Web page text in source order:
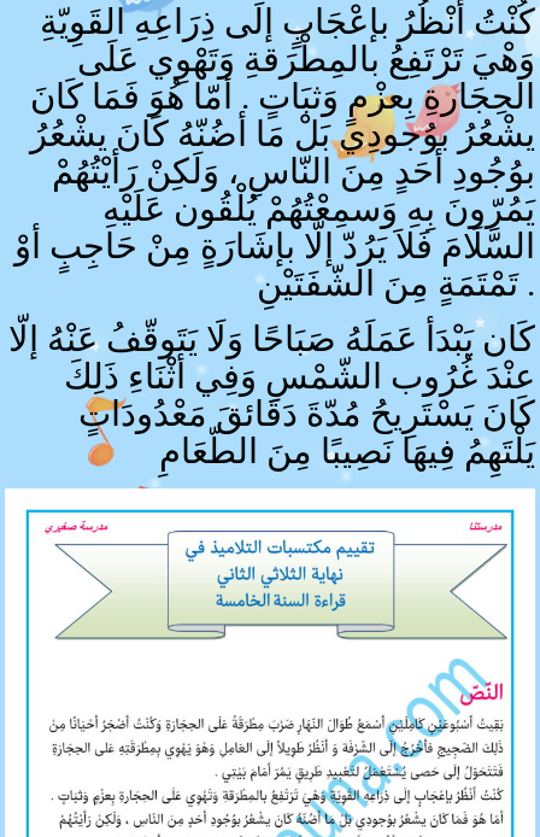
كُنْتُ أنْظُرُ بإعْجَابٍ إلَى ذِرَاعِهِ القَوِيّةِ
وَهْيَ تَرْتَفِعُ بالمِطْرَقةِ وَتَهْوِي عَلَى
الحِجَارةِ بِعزْمٍ وَثبَاتٍ . أمّا هُوَ فَمَا كَانَ
يشْعُرُ بوُجودِي بَلْ مَا أضُنّهُ كَانَ يشْعُرُ
بوُجُودِ أحَدٍ مِنَ النّاسِ ، وَلَكِنْ رَأيْتُهُمْ
يَمُرّونَ بِهِ وَسمِعْتُهُمْ يُلْقُون عَلَيْهِ
السَّلَامَ فَلاَ يَرُدّ إلّا بإشَارَةٍ مِنْ حَاجِبٍ أوْ
تَمْتَمَةٍ مِنَ الشّفَتَيْنِ .
كَان يَبْدَأ عَمَلَهُ صَبَاحًا وَلَا يَتَوقّفُ عَنْهُ إلّا
عنْدَ غُرُوب الشّمْسِ وَفِي أثْنَاءِ ذَلِكَ
كَانَ يَسْتَرِيحُ مُدّةَ دَقَائقَ مَعْدُودَاتٍ
يَلْتَهِمُ فِيهَا نَصِيبًا مِنَ الطّعَامِ